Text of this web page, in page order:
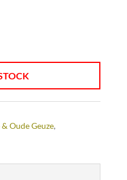
& Oude Geuze,